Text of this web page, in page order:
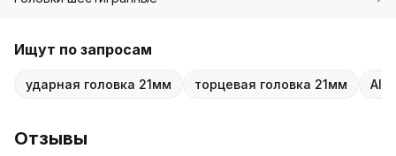
Ищут по запросам
ударная головка 21мм торцевая головка 21мм
Отзывы